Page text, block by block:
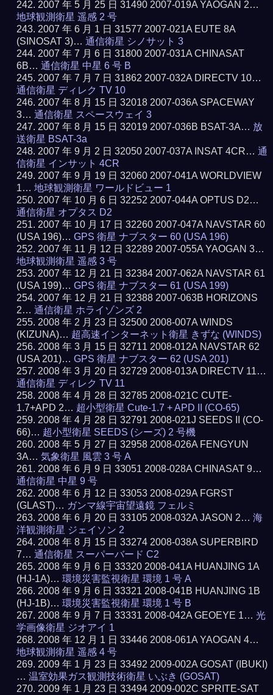
2007 年 5 月 25 日 31490 2007-019A YAOGAN 2…
地球観測衛星 遥感 2 号
2007 年 6 月 1 日 31577 2007-021A EUTE 8A
(SINOSAT 3)…通信衛星 シノサット 3
2007 年 7 月 6 日 31800 2007-031A CHINASAT
6B…通信衛星 中星 6 号 B
2007 年 7 月 7 日 31862 2007-032A DIRECTV 10…
通信衛星 ディレク TV 10
2007 年 8 月 15 日 32018 2007-036A SPACEWAY
3…通信衛星 スペースウェイ 3
2007 年 8 月 15 日 32019 2007-036B BSAT-3A… 放
送衛星 BSAT-3a
2007 年 9 月 2 日 32050 2007-037A INSAT 4CR…通
信衛星 インサット 4CR
2007 年 9 月 19 日 32060 2007-041A WORLDVIEW
1…地球観測衛星 ワールドビュー 1
2007 年 10 月 6 日 32252 2007-044A OPTUS D2…
通信衛星 オプタス D2
2007 年 10 月 17 日 32260 2007-047A NAVSTAR 60
(USA 196)…GPS 衛星 ナブスター 60 (USA 196)
2007 年 11 月 12 日 32289 2007-055A YAOGAN 3…
地球観測衛星 遥感 3 号
2007 年 12 月 21 日 32384 2007-062A NAVSTAR 61
(USA 199)…GPS 衛星 ナブスター 61 (USA 199)
2007 年 12 月 21 日 32388 2007-063B HORIZONS
2…通信衛星 ホライゾンズ 2
2008 年 2 月 23 日 32500 2008-007A WINDS
(KIZUNA)… 超高速インターネット衛星 きずな (WINDS)
2008 年 3 月 15 日 32711 2008-012A NAVSTAR 62
(USA 201)…GPS 衛星 ナブスター 62 (USA 201)
2008 年 3 月 20 日 32729 2008-013A DIRECTV 11…
通信衛星 ディレク TV 11
2008 年 4 月 28 日 32785 2008-021C CUTE-
1.7+APD 2… 超小型衛星 Cute-1.7 + APD II (CO-65)
2008 年 4 月 28 日 32791 2008-021J SEEDS II (CO-
66)… 超小型衛星 SEEDS (シーズ) 2 号機
2008 年 5 月 27 日 32958 2008-026A FENGYUN
3A…気象衛星 風雲 3 号 A
2008 年 6 月 9 日 33051 2008-028A CHINASAT 9…
通信衛星 中星 9 号
2008 年 6 月 12 日 33053 2008-029A FGRST
(GLAST)… ガンマ線宇宙望遠鏡 フェルミ
2008 年 6 月 20 日 33105 2008-032A JASON 2…海
洋観測衛星 ジェイソン 2
2008 年 8 月 15 日 33274 2008-038A SUPERBIRD
7…通信衛星 スーパーバード C2
2008 年 9 月 6 日 33320 2008-041A HUANJING 1A
(HJ-1A)…環境災害監視衛星 環境 1 号 A
2008 年 9 月 6 日 33321 2008-041B HUANJING 1B
(HJ-1B)…環境災害監視衛星 環境 1 号 B
2008 年 9 月 7 日 33331 2008-042A GEOEYE 1…光
学画像衛星 ジオアイ 1
2008 年 12 月 1 日 33446 2008-061A YAOGAN 4…
地球観測衛星 遥感 4 号
2009 年 1 月 23 日 33492 2009-002A GOSAT (IBUKI)
…温室効果ガス観測技術衛星 いぶき (GOSAT)
2009 年 1 月 23 日 33494 2009-002C SPRITE-SAT